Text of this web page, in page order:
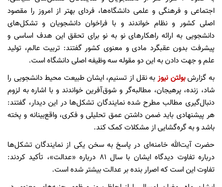
اجتماعی و فرهنگی و علمی دانشگاه‌ها، فردای بهتر از امروز را مقصود
اصلی کشور و نظام خواندند و با فراخوان دانشجویان و تشکل‌های
دانشجویی به ارائه راهکارهای نو به نو برای تحقق این هدف اساسی و
پیشرفت بدون عقبگرد مادی و معنوی کشور گفتند: تربیت عالم، تولید
علم و جهت دادن به این دو مقوله سه وظیفه اصلی دانشگاه است.
به گزارشبولتن نیوز به نقل از تسنیم، ایشان طبیعت محیط دانشجویی را
شاد، زنده، پرهیجان، مطالبه‌گر و شوق‌آفرین خواندند و با اشاره به لزوم
دنبال‌گیری مطالب مطرح شده نمایندگان تشکل‌ها در این دیدار، گفتند:
هر پیشنهادی باید ضمن داشتن عمق تحلیلی و فکری، واقع‌بینانه و پخته
باشد و به گره‌گشایی از مشکلات کمک کند.
حضرت آیت‌الله خامنه‌ای در پاسخ به سخن یکی از نمایندگان تشکل‌ها
درباره تفاوت دیدگاه ایشان با سال 81 درباره «عدالت»، تأکید کردند:
تفاوت این است که اصرار بنده بر عدالت بیشتر شده است.